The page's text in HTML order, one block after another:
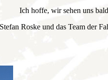
Ich hoffe, wir sehen uns
Roske und das Team der